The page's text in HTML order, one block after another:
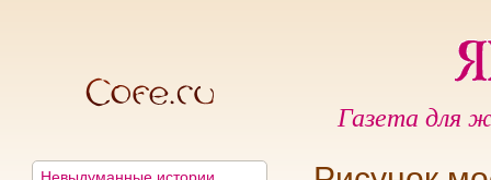
Газета для